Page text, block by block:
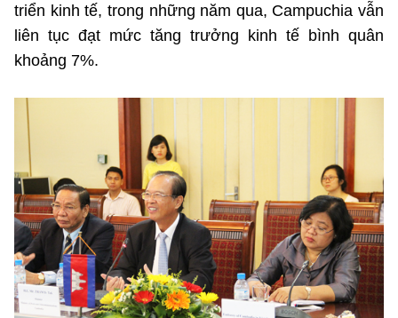
triển kinh tế, trong những năm qua, Campuchia vẫn
liên tục đạt mức tăng trưởng kinh tế bình quân
khoảng 7%.